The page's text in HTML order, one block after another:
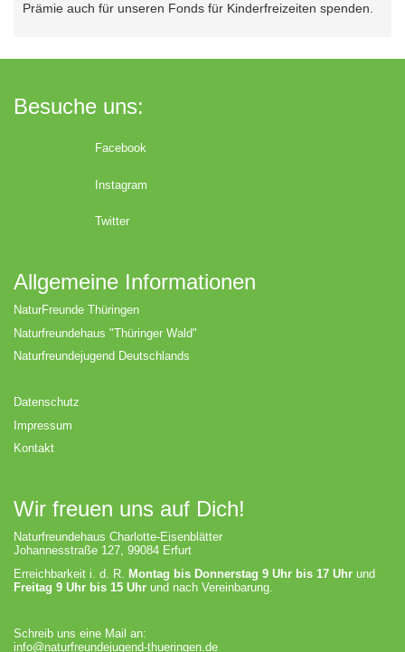
Prämie auch für unseren Fonds für Kinderfreizeiten spenden.
Besuche uns:
Facebook
Instagram
Twitter
Allgemeine Informationen
NaturFreunde Thüringen
Naturfreundehaus "Thüringer Wald"
Naturfreundejugend Deutschlands
Datenschutz
Impressum
Kontakt
Wir freuen uns auf Dich!
Naturfreundehaus Charlotte-Eisenblätter
Johannesstraße 127, 99084 Erfurt
Erreichbarkeit i. d. R. Montag bis Donnerstag 9 Uhr bis 17 Uhr und
Freitag 9 Uhr bis 15 Uhr und nach Vereinbarung.
Schreib uns eine Mail an:
info@naturfreundejugend-thueringen.de